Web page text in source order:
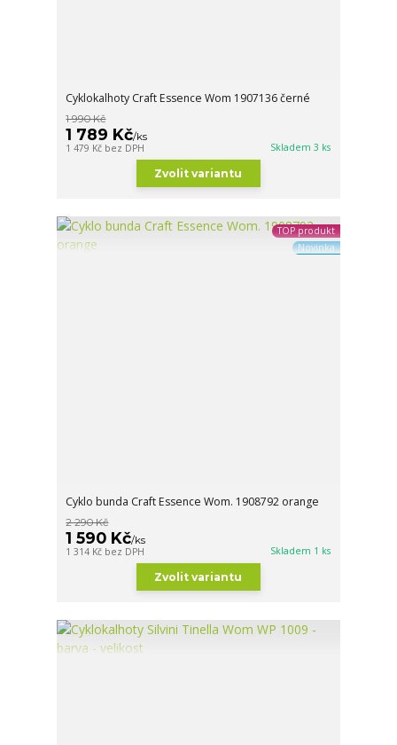
Cyklokalhoty Craft Essence Wom 1907136 černé
1 990 Kč
1 789 Kč/ks
1 479 Kč bez DPH Skladem 3 ks
Zvolit variantu
TOP produkt
Novinka
Cyklo bunda Craft Essence Wom. 1908792 orange
2 290 Kč
1 590 Kč/ks
1 314 Kč bez DPH Skladem 1 ks
Zvolit variantu